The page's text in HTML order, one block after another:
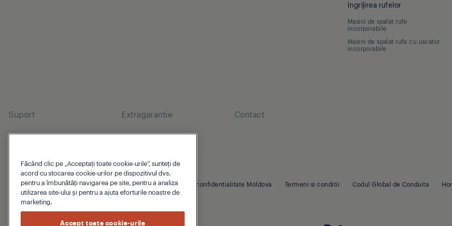
Ingrijirea rufelor
Masini de spalat rufe
incorporabile
Masini de spalat rufe cu uscator
incorporabile
Suport Extragarantie Contact
© 2026 Grundig Protectia datelor personale Politica de confidentialitate Moldova Termeni si conditii Codul Global de Conduita
Făcând clic pe „Acceptați toate cookie-urile”, sunteți de
acord cu stocarea cookie-urilor pe dispozitivul dvs.
pentru a îmbunătăți navigarea pe site, pentru a analiza
utilizarea site-ului și pentru a ajuta eforturile noastre de
marketing.
Accept toate cookie-urile